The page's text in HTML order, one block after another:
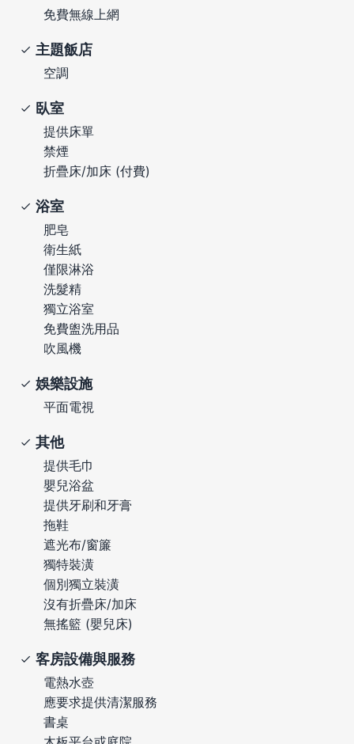
免費無線上網
主題飯店
空調
臥室
提供床單
禁煙
折疊床/加床 (付費)
浴室
肥皂
衛生紙
僅限淋浴
洗髮精
獨立浴室
免費盥洗用品
吹風機
娛樂設施
平面電視
其他
提供毛巾
嬰兒浴盆
提供牙刷和牙膏
拖鞋
遮光布/窗簾
獨特裝潢
個別獨立裝潢
沒有折疊床/加床
無搖籃 (嬰兒床)
客房設備與服務
電熱水壺
應要求提供清潔服務
書桌